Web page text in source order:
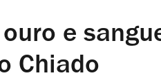
e
Chiado